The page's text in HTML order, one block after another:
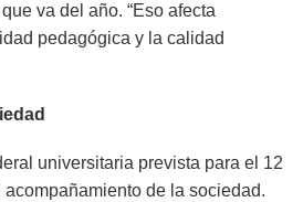
va del año. “Eso afecta
pedagógica y la calidad
universitaria prevista para el 12
de la sociedad.